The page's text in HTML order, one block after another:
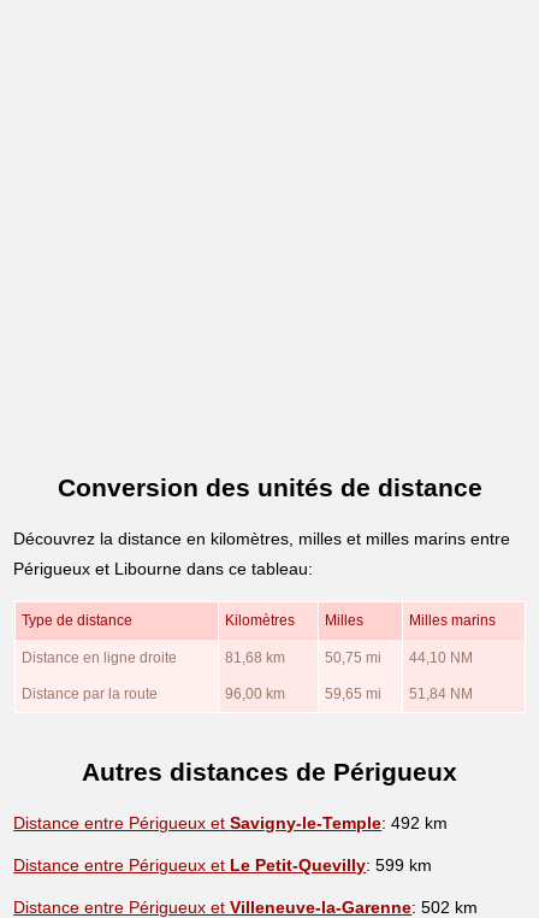
Conversion des unités de distance
Découvrez la distance en kilomètres, milles et milles marins entre
Périgueux et Libourne dans ce tableau:
Type de distance Kilomètres Milles Milles marins
Distance en ligne droite 81,68 km 50,75 mi 44,10 NM
Distance par la route 96,00 km 59,65 mi 51,84 NM
Autres distances de Périgueux
Distance entre Périgueux etSavigny-le-Temple: 492 km
Distance entre Périgueux et Le Petit-Quevilly: 599 km
Distance entre Périgueux etVilleneuve-la-Garenne: 502 km